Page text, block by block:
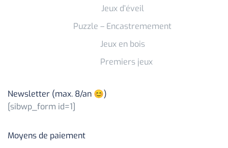
Jeux d’éveil
Puzzle – Encastremement
Jeux en bois
Premiers jeux
Newsletter (max. 8/an 😊)
[sibwp_form id=1]
Moyens de paiement